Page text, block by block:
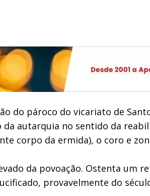
do pároco do vicariato de
autarquia no sentido da
corpo da ermida), o coro e
da povoação. Ostenta um
provavelmente do